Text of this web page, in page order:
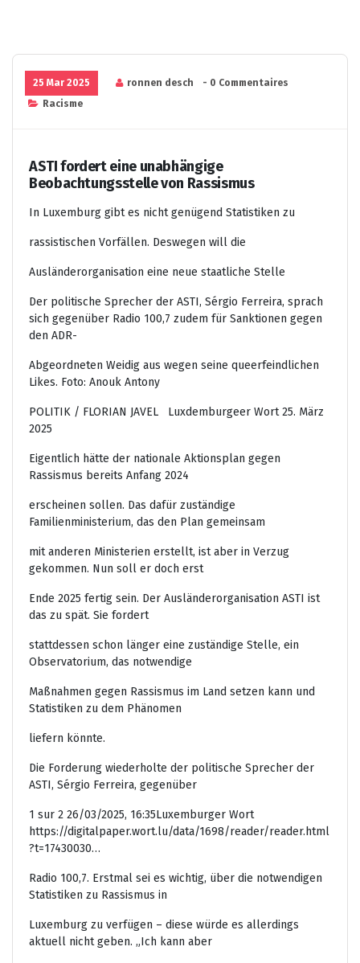
25 Mar 2025 ronnen desch
- 0 Commentaires
Racisme
ASTI fordert eine unabhängige
Beobachtungsstelle von Rassismus
In Luxemburg gibt es nicht genügend Statistiken zu
rassistischen Vorfällen. Deswegen will die
Ausländerorganisation eine neue staatliche Stelle
Der politische Sprecher der ASTI, Sérgio Ferreira, sprach
sich gegenüber Radio 100,7 zudem für Sanktionen gegen
den ADR-
Abgeordneten Weidig aus wegen seine queerfeindlichen
Likes. Foto: Anouk Antony
POLITIK / FLORIAN JAVEL Luxdemburgeer Wort 25. März
2025
Eigentlich hätte der nationale Aktionsplan gegen
Rassismus bereits Anfang 2024
erscheinen sollen. Das dafür zuständige
Familienministerium, das den Plan gemeinsam
mit anderen Ministerien erstellt, ist aber in Verzug
gekommen. Nun soll er doch erst
Ende 2025 fertig sein. Der Ausländerorganisation ASTI ist
das zu spät. Sie fordert
stattdessen schon länger eine zuständige Stelle, ein
Observatorium, das notwendige
Maßnahmen gegen Rassismus im Land setzen kann und
Statistiken zu dem Phänomen
liefern könnte.
Die Forderung wiederholte der politische Sprecher der
ASTI, Sérgio Ferreira, gegenüber
1 sur 2 26/03/2025, 16:35Luxemburger Wort
https://digitalpaper.wort.lu/data/1698/reader/reader.html
?t=17430030…
Radio 100,7. Erstmal sei es wichtig, über die notwendigen
Statistiken zu Rassismus in
Luxemburg zu verfügen – diese würde es allerdings
aktuell nicht geben. „Ich kann aber